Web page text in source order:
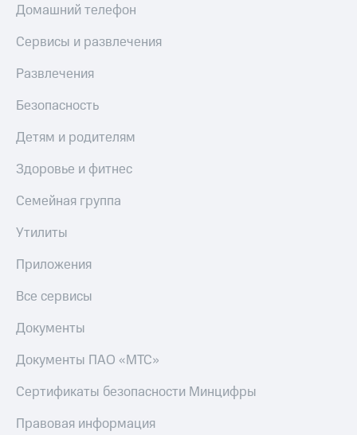
Домашний телефон
Сервисы и развлечения
Развлечения
Безопасность
Детям и родителям
Здоровье и фитнес
Семейная группа
Утилиты
Приложения
Все сервисы
Документы
Документы ПАО «МТС»
Сертификаты безопасности Минцифры
Правовая информация